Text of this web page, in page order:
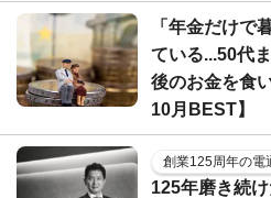
「年金だけで
ている...50代
後のお金を食
10月BEST】
創業125周年の電
125年磨き続